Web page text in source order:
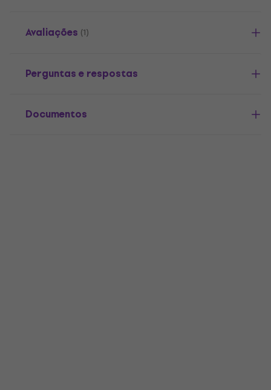
Avaliações (1)
Perguntas e respostas
Documentos